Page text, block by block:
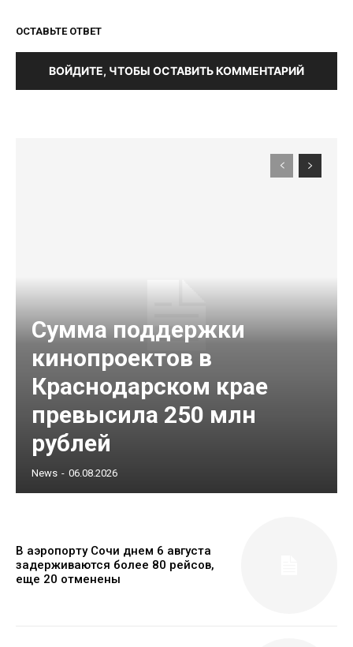
ОСТАВЬТЕ ОТВЕТ
ВОЙДИТЕ, ЧТОБЫ ОСТАВИТЬ КОММЕНТАРИЙ
Сумма поддержки
кинопроектов в
Краснодарском крае
превысила 250 млн
рублей
News - 06.08.2026
В аэропорту Сочи днем 6 августа
задерживаются более 80 рейсов,
еще 20 отменены